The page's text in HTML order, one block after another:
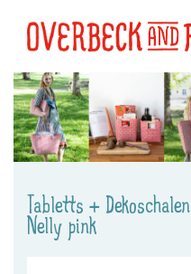
Tabletts + Dekoschalen
Nelly pink